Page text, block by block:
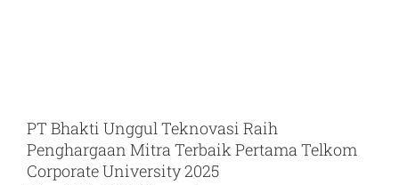
PT Bhakti Unggul Teknovasi Raih
Penghargaan Mitra Terbaik Pertama Telkom
Corporate University 2025